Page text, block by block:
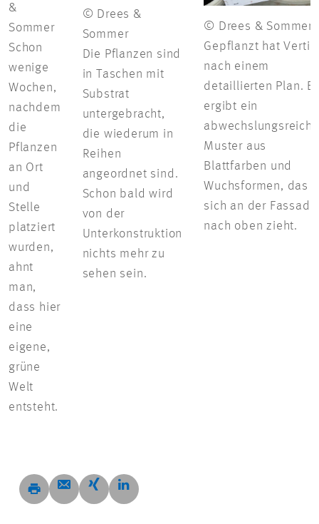
&
Sommer
Schon
wenige
Wochen,
nachdem
die
Pflanzen
an Ort
und
Stelle
platziert
wurden,
ahnt
man,
dass hier
eine
eigene,
grüne
Welt
entsteht.
© Drees &
Sommer
Die Pflanzen sind
in Taschen mit
Substrat
untergebracht,
die wiederum in
Reihen
angeordnet sind.
Schon bald wird
von der
Unterkonstruktion
nichts mehr zu
sehen sein.
© Drees & Sommer
Gepflanzt hat
nach einem
detaillierten Plan. Er
ergibt ein
Muster aus
Blattfarben und
Wuchsformen, das
sich an der Fassade
nach oben zieht.